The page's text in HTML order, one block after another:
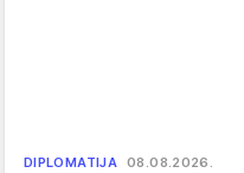
DIPLOMATIJA 08.08.2026.